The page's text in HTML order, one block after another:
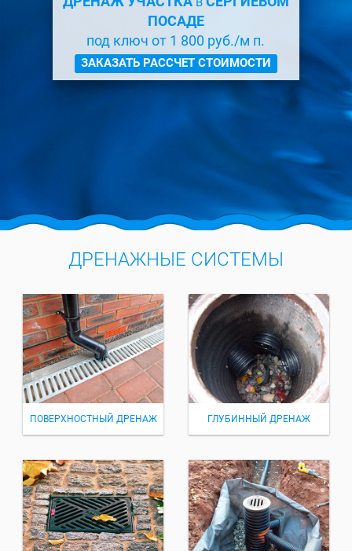
ПОСАДЕ
под ключ от 1 800 руб./м п.
ЗАКАЗАТЬ РАССЧЕТ СТОИМОСТИ
ДРЕНАЖНЫЕ СИСТЕМЫ
ПОВЕРХНОСТНЫЙ ДРЕНАЖ ГЛУБИННЫЙ ДРЕНАЖ